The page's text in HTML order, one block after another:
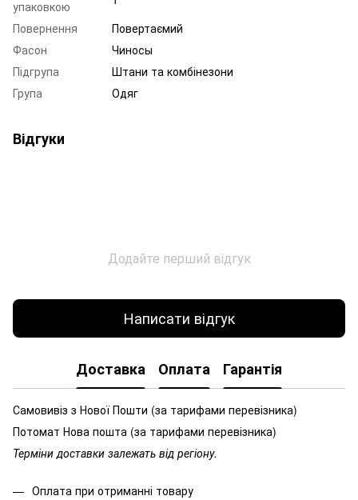
упаковкою
Повернення
Повертаємий
Фасон
Чиносы
Підгрупа
Штани та комбінезони
Група
Одяг
Відгуки
Додайте перший відгук
Написати відгук
Доставка Оплата Гарантія
Самовивіз з Нової Пошти (за тарифами перевізника)
Потомат Нова пошта (за тарифами перевізника)
Терміни доставки залежать від регіону.
Оплата при отриманні товару